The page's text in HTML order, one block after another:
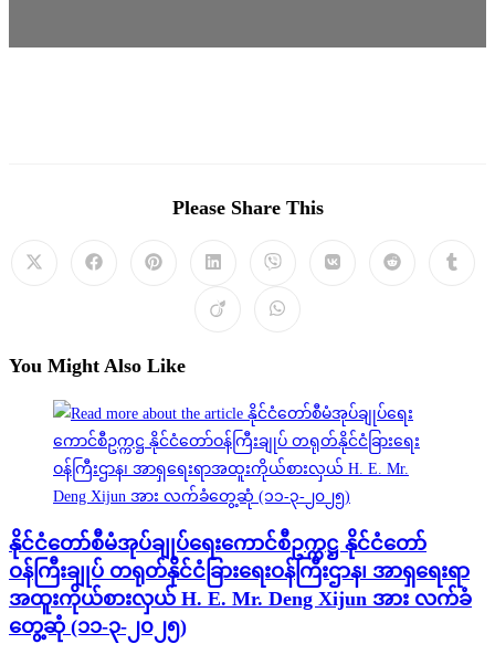
Please Share This
You Might Also Like
နိုင်ငံတော်စီမံအုပ်ချုပ်ရေးကောင်စီဥက္ကဋ္ဌ နိုင်ငံတော်
ဝန်ကြီးချုပ် တရုတ်နိုင်ငံခြားရေးဝန်ကြီးဌာန၊ အာရှရေးရာ
အထူးကိုယ်စားလှယ် H. E. Mr. Deng Xijun အား လက်ခံ
တွေ့ဆုံ (၁၁-၃-၂၀၂၅)